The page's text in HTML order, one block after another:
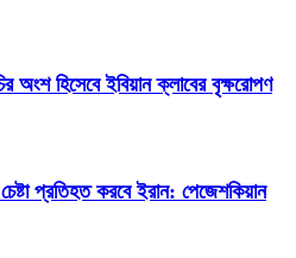
অংশ হিসেবে ইবিয়ান ক্লাবের বৃক্ষরোপণ
প্রতিহত করবে ইরান: পেজেশকিয়ান